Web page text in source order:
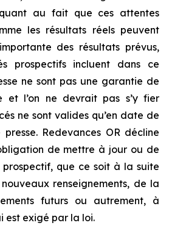
au fait que ces attentes
les résultats réels peuvent
des résultats prévus,
prospectifs incluent dans ce
ne sont pas une garantie de
et l’on ne devrait pas s’y fier
ne sont valides qu’en date de
Redevances OR décline
de mettre à jour ou de
que ce soit à la suite
renseignements, de la
futurs ou autrement, à
est exigé par la loi.